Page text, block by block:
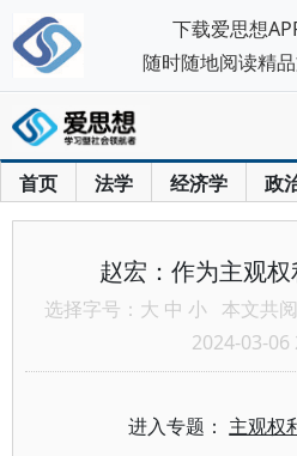
首页 法学 经济学 政
赵宏：作为主观
选择字号： 大 中 小 本文共
2024-03-06
进入专题： 主观权
下载爱思想
随时随地阅读精